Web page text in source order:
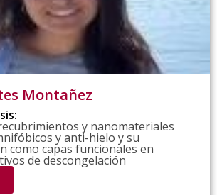
Montañez
y nanomateriales
y anti-hielo y su
como capas funcionales en
de descongelación